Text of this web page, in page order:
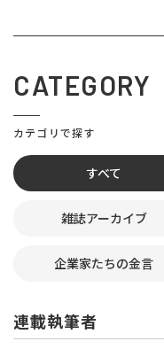
CATEGORY
カテゴリで探す
すべて
雑誌アーカイブ
企業家たちの金言
連載執筆者